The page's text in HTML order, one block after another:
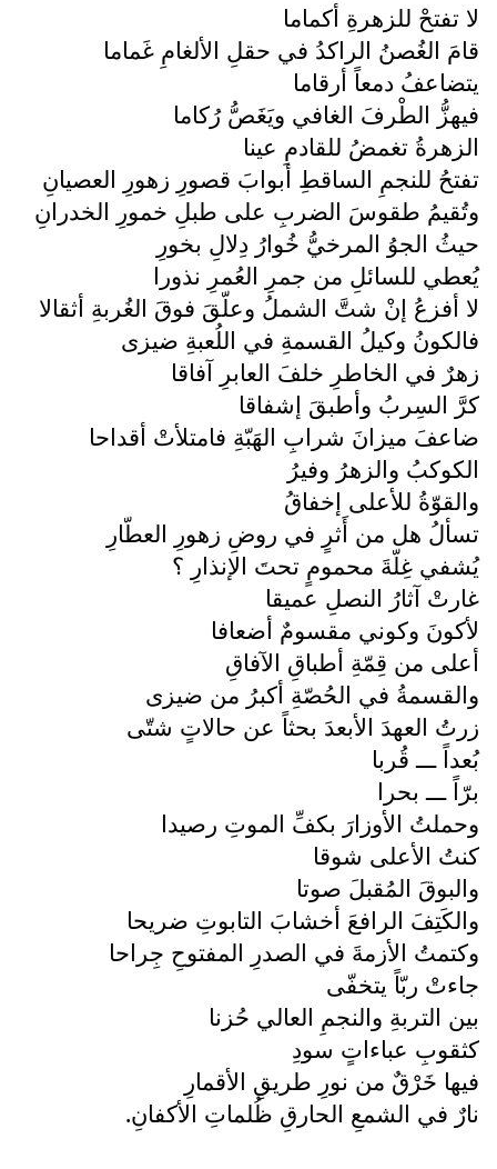
لا تفتحْ للزهرةِ أكماما
قامَ الغُصنُ الراكدُ في حقلِ الألغامِ غَماما
يتضاعفُ دمعاً أرقاما
فيهزُّ الطْرفَ الغافي ويَغَصُّ رُكاما
الزهرةُ تغمضُ للقادمِ عينا
تفتحُ للنجمِ الساقطِ أبوابَ قصورِ زهورِ العصيانِ
وتُقيمُ طقوسَ الضربِ على طبلِ خمورِ الخدرانِ
حيثُ الجوُ المرخيُّ خُوارُ دِلالِ بخورِ
يُعطي للسائلِ من جمرِ العُمرِ نذورا
لا أفزعُ إنْ شتَّ الشملُ وعلّقَ فوقَ الغُربةِ أثقالا
فالكونُ وكيلُ القسمةِ في اللُعبةِ ضيزى
زهرٌ في الخاطرِ خلفَ العابرِ آفاقا
كرَّ السِربُ وأطبقَ إشفاقا
ضاعفَ ميزانَ شرابِ الهَبّةِ فامتلأتْ أقداحا
الكوكبُ والزهرُ وفيرُ
والقوّةُ للأعلى إخفاقُ
تسألُ هل من أَثرٍ في روضِ زهورِ العطّارِ
يُشفي غِلّةَ محمومٍ تحتَ الإنذارِ ؟
غارتْ آثارُ النصلِ عميقا
لأكونَ وكوني مقسومٌ أضعافا
أعلى من قِمّةِ أطباقِ الآفاقِ
والقسمةُ في الحُصّةِ أكبرُ من ضيزى
زرتُ العهدَ الأبعدَ بحثاً عن حالاتٍ شتّى
بُعداً ـــ قُربا
برّاً ـــ بحرا
وحملتُ الأوزارَ بكفِّ الموتِ رصيدا
كنتُ الأعلى شوقا
والبوقَ المُقبلَ صوتا
والكَتِفَ الرافعَ أخشابَ التابوتِ ضريحا
وكتمتُ الأزمةَ في الصدرِ المفتوحِ جِراحا
جاءتْ ربّاً يتخفّى
بين التربةِ والنجمِ العالي حُزنا
كثقوبِ عباءاتٍ سودِ
فيها خَرْقٌ من نورِ طريقِ الأقمارِ
نارٌ في الشمعِ الحارقِ ظُلماتِ الأكفانِ.